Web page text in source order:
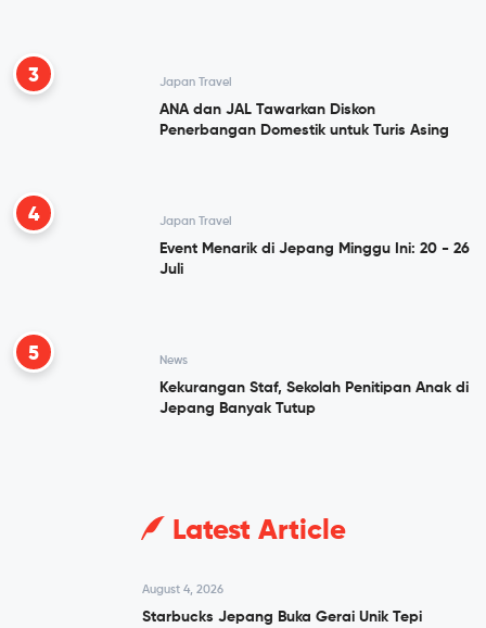
3 Japan Travel
ANA dan JAL Tawarkan Diskon
Penerbangan Domestik untuk Turis Asing
4 Japan Travel
Event Menarik di Jepang Minggu Ini: 20 - 26
Juli
5 News
Kekurangan Staf, Sekolah Penitipan Anak di
Jepang Banyak Tutup
Latest Article
August 4, 2026
Starbucks Jepang Buka Gerai Unik Tepi